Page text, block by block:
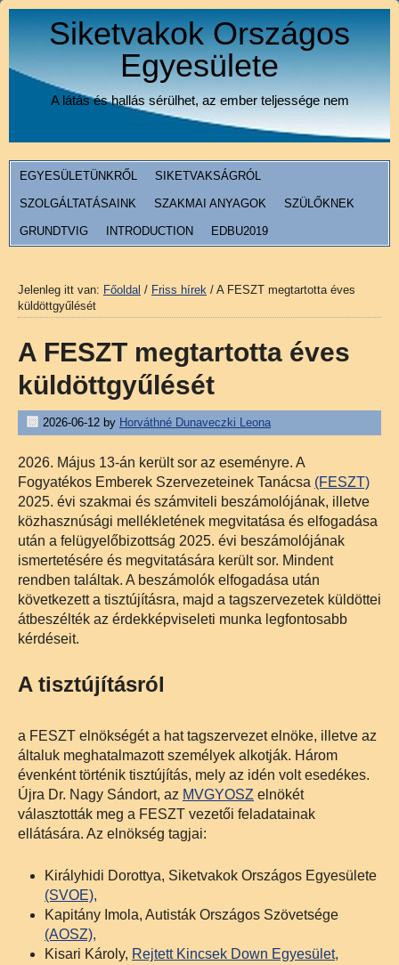
Siketvakok Országos
Egyesülete
A látás és hallás sérülhet, az ember teljessége nem
EGYESÜLETÜNKRŐL SIKETVAKSÁGRÓL
SZOLGÁLTATÁSAINK SZAKMAI ANYAGOK SZÜLŐKNEK
GRUNDTVIG INTRODUCTION EDBU2019
Jelenleg itt van: Főoldal / Friss hírek / A FESZT megtartotta éves
küldöttgyűlését
A FESZT megtartotta éves
küldöttgyűlését
2026-06-12 by Horváthné Dunaveczki Leona
2026. Május 13-án került sor az eseményre. A
Fogyatékos Emberek Szervezeteinek Tanácsa (FESZT)
2025. évi szakmai és számviteli beszámolójának, illetve
közhasznúsági mellékletének megvitatása és elfogadása
után a felügyelőbizottság 2025. évi beszámolójának
ismertetésére és megvitatására került sor. Mindent
rendben találtak. A beszámolók elfogadása után
következett a tisztújításra, majd a tagszervezetek küldöttei
átbeszélték az érdekképviseleti munka legfontosabb
kérdéseit.
A tisztújításról
a FESZT elnökségét a hat tagszervezet elnöke, illetve az
általuk meghatalmazott személyek alkotják. Három
évenként történik tisztújítás, mely az idén volt esedékes.
Újra Dr. Nagy Sándort, az MVGYOSZ elnökét
választották meg a FESZT vezetői feladatainak
ellátására. Az elnökség tagjai:
Királyhidi Dorottya, Siketvakok Országos Egyesülete
(SVOE),
Kapitány Imola, Autisták Országos Szövetsége
(AOSZ),
Kisari Károly, Rejtett Kincsek Down Egyesület,